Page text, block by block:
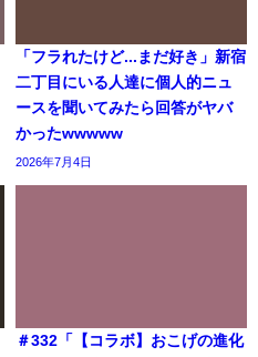
「フラれたけど...まだ好き」新宿
二丁目にいる人達に個人的ニュ
ースを聞いてみたら回答がヤバ
かったwwwww
2026年7月4日
＃332「【コラボ】おこげの進化